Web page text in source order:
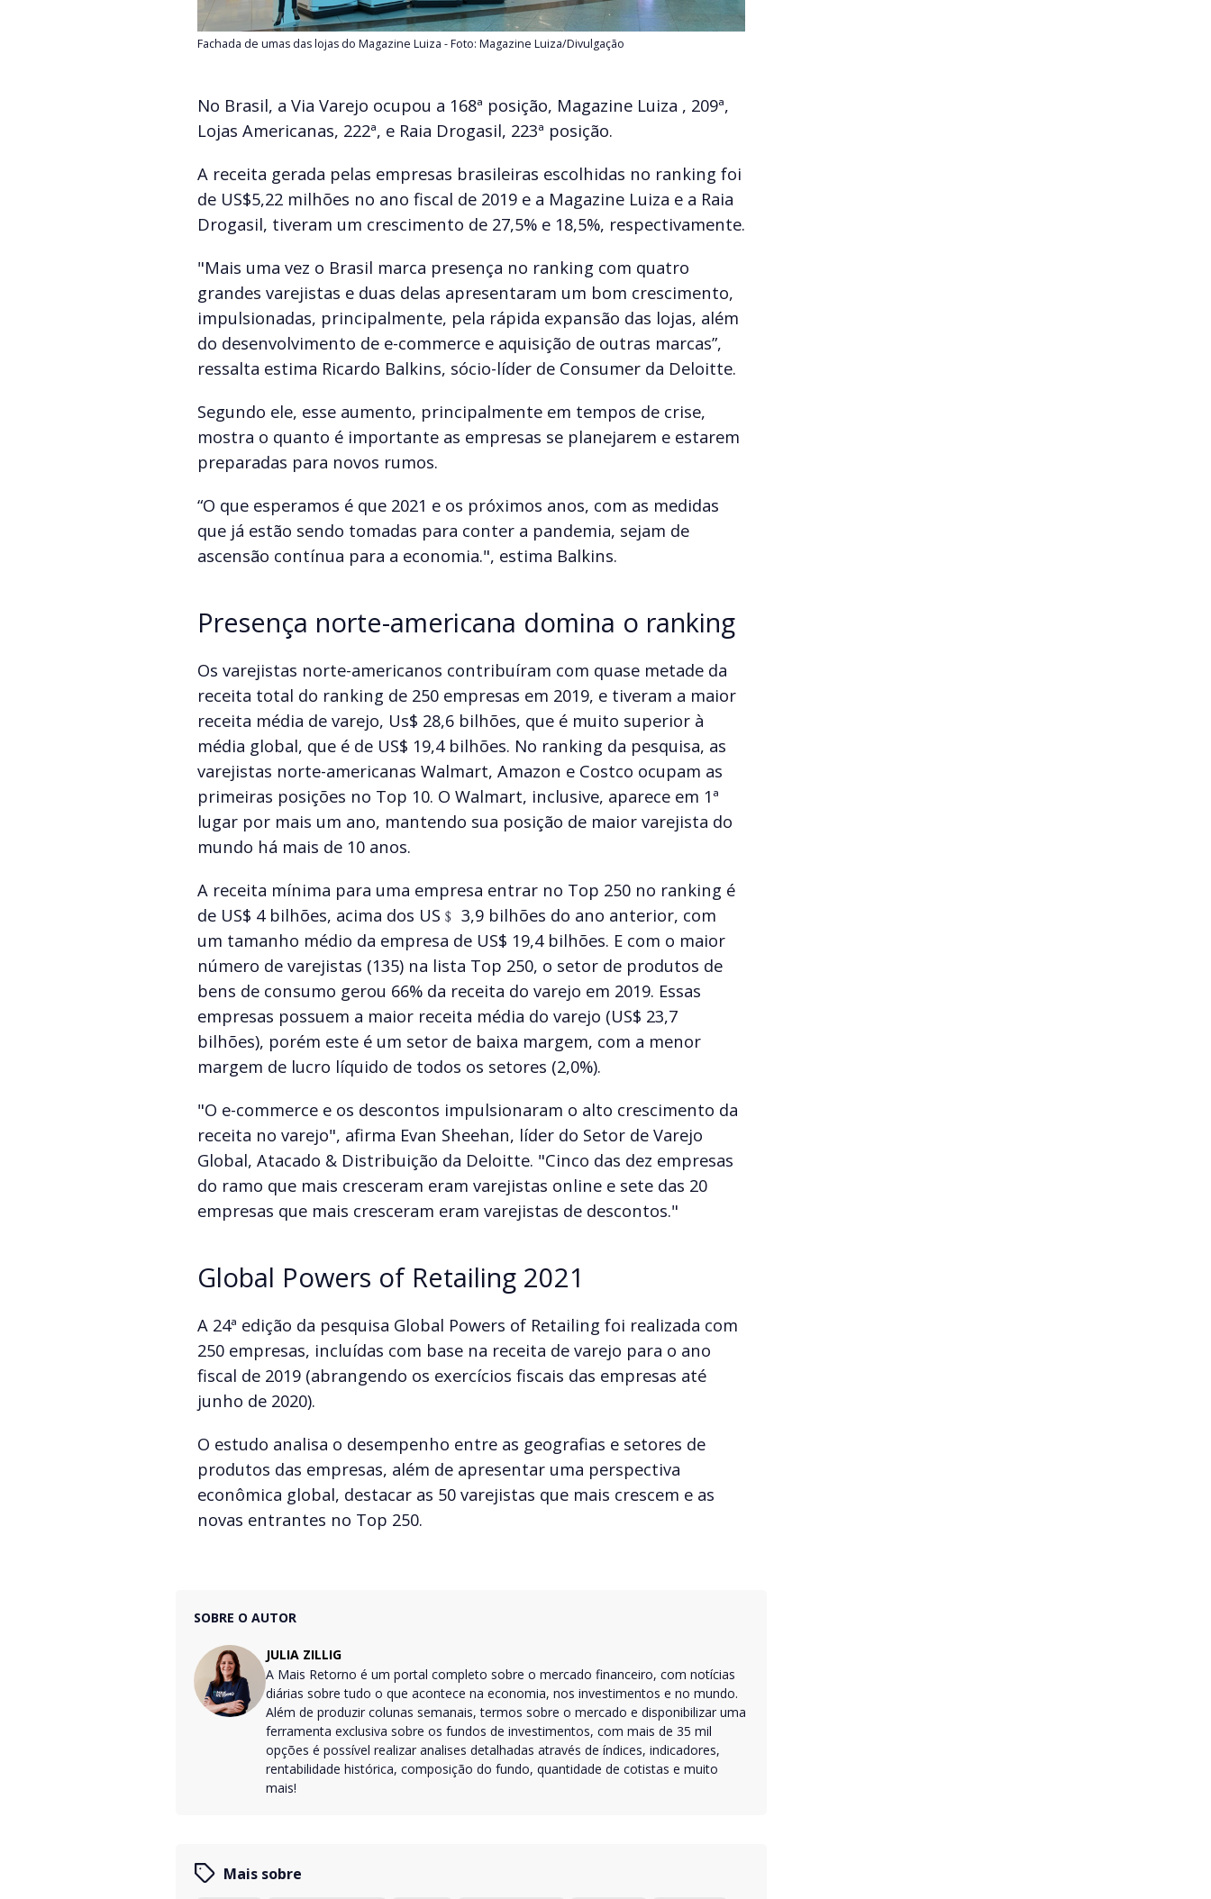
Fachada de umas das lojas do Magazine Luiza - Foto: Magazine Luiza/Divulgação
No Brasil, a Via Varejo ocupou a 168ª posição, Magazine Luiza , 209ª,
Lojas Americanas, 222ª, e Raia Drogasil, 223ª posição.
A receita gerada pelas empresas brasileiras escolhidas no ranking foi
de US$5,22 milhões no ano fiscal de 2019 e a Magazine Luiza e a Raia
Drogasil, tiveram um crescimento de 27,5% e 18,5%, respectivamente.
"Mais uma vez o Brasil marca presença no ranking com quatro
grandes varejistas e duas delas apresentaram um bom crescimento,
impulsionadas, principalmente, pela rápida expansão das lojas, além
do desenvolvimento de e-commerce e aquisição de outras marcas”,
ressalta estima Ricardo Balkins, sócio-líder de Consumer da Deloitte.
Segundo ele, esse aumento, principalmente em tempos de crise,
mostra o quanto é importante as empresas se planejarem e estarem
preparadas para novos rumos.
“O que esperamos é que 2021 e os próximos anos, com as medidas
que já estão sendo tomadas para conter a pandemia, sejam de
ascensão contínua para a economia.", estima Balkins.
Presença norte-americana domina o ranking
Os varejistas norte-americanos contribuíram com quase metade da
receita total do ranking de 250 empresas em 2019, e tiveram a maior
receita média de varejo, Us$ 28,6 bilhões, que é muito superior à
média global, que é de US$ 19,4 bilhões. No ranking da pesquisa, as
varejistas norte-americanas Walmart, Amazon e Costco ocupam as
primeiras posições no Top 10. O Walmart, inclusive, aparece em 1ª
lugar por mais um ano, mantendo sua posição de maior varejista do
mundo há mais de 10 anos.
A receita mínima para uma empresa entrar no Top 250 no ranking é
de US$ 4 bilhões, acima dos US﹩ 3,9 bilhões do ano anterior, com
um tamanho médio da empresa de US$ 19,4 bilhões. E com o maior
número de varejistas (135) na lista Top 250, o setor de produtos de
bens de consumo gerou 66% da receita do varejo em 2019. Essas
empresas possuem a maior receita média do varejo (US$ 23,7
bilhões), porém este é um setor de baixa margem, com a menor
margem de lucro líquido de todos os setores (2,0%).
"O e-commerce e os descontos impulsionaram o alto crescimento da
receita no varejo", afirma Evan Sheehan, líder do Setor de Varejo
Global, Atacado & Distribuição da Deloitte. "Cinco das dez empresas
do ramo que mais cresceram eram varejistas online e sete das 20
empresas que mais cresceram eram varejistas de descontos."
Global Powers of Retailing 2021
A 24ª edição da pesquisa Global Powers of Retailing foi realizada com
250 empresas, incluídas com base na receita de varejo para o ano
fiscal de 2019 (abrangendo os exercícios fiscais das empresas até
junho de 2020).
O estudo analisa o desempenho entre as geografias e setores de
produtos das empresas, além de apresentar uma perspectiva
econômica global, destacar as 50 varejistas que mais crescem e as
novas entrantes no Top 250.
SOBRE O AUTOR
JULIA ZILLIG
A Mais Retorno é um portal completo sobre o mercado financeiro, com notícias
diárias sobre tudo o que acontece na economia, nos investimentos e no mundo.
Além de produzir colunas semanais, termos sobre o mercado e disponibilizar uma
ferramenta exclusiva sobre os fundos de investimentos, com mais de 35 mil
opções é possível realizar analises detalhadas através de índices, indicadores,
rentabilidade histórica, composição do fundo, quantidade de cotistas e muito
mais!
Mais sobre